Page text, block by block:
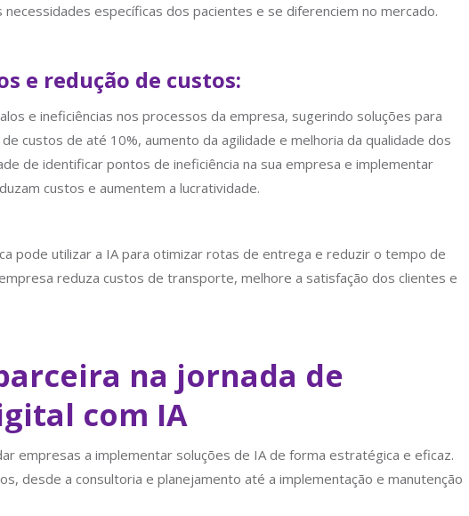
específicas dos pacientes e se diferenciem no mercado.
e redução de custos:
e ineficiências nos processos da empresa, sugerindo soluções para
custos de até 10%, aumento da agilidade e melhoria da qualidade dos
de identificar pontos de ineficiência na sua empresa e implementar
custos e aumentem a lucratividade.
pode utilizar a IA para otimizar rotas de entrega e reduzir o tempo de
reduza custos de transporte, melhore a satisfação dos clientes e
na jornada de
com IA
empresas a implementar soluções de IA de forma estratégica e eficaz.
desde a consultoria e planejamento até a implementação e manutenção